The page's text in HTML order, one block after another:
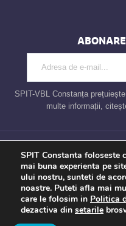
SPIT-VBL Constanța
multe informații,
TU contezi Opinia ta
SPIT Constanta foloseste
mai buna experienta pe
ului nostru, sunteti de
noastre. Puteti afla mai
care le folosim in Politica
dezactiva din setarile